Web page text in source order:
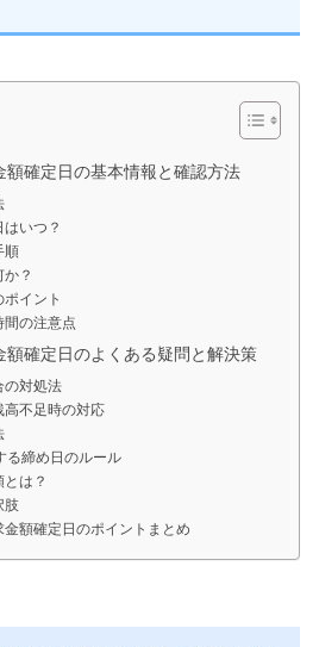
額確定日の基本情報と確認方法
いつ？
順
か？
イント
間の注意点
額確定日のよくある疑問と解決策
の対処法
高不足時の対応
る締め日のルール
は？
肢
金額確定日のポイントまとめ